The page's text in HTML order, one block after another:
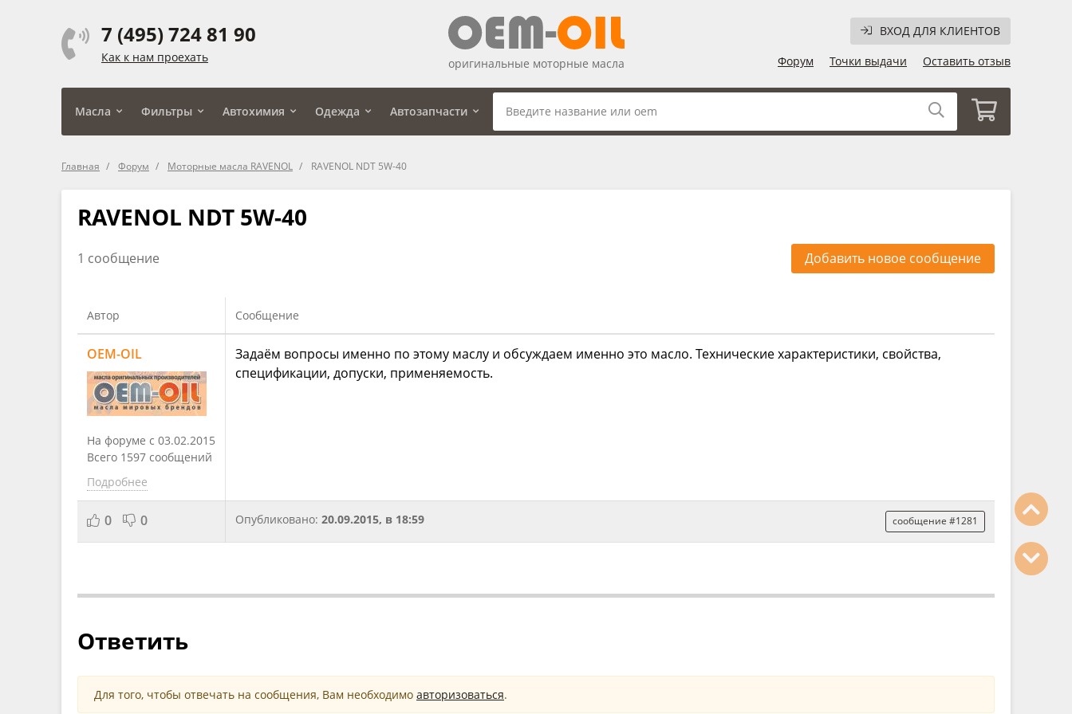
7 (495) 724 81 90
Как к нам проехать
ВХОД ДЛЯ КЛИЕНТОВ
Форум
Точки выдачи Оставить отзыв
оригинальные моторные масла
Масла Фильтры Автохимия Одежда Автозапчасти
Главная Форум Моторные масла RAVENOL RAVENOL NDT 5W-40
RAVENOL NDT 5W-40
1 сообщение Добавить новое сообщение
Автор Сообщение
OEM-OIL
На форуме с 03.02.2015
Всего 1597 сообщений
Подробнее
Задаём вопросы именно по этому маслу и обсуждаем именно это масло. Технические характеристики, свойства,
спецификации, допуски, применяемость.
0 0 Опубликовано: 20.09.2015, в 18:59 сообщение #1281
Ответить
Для того, чтобы отвечать на сообщения, Вам необходимо авторизоваться.